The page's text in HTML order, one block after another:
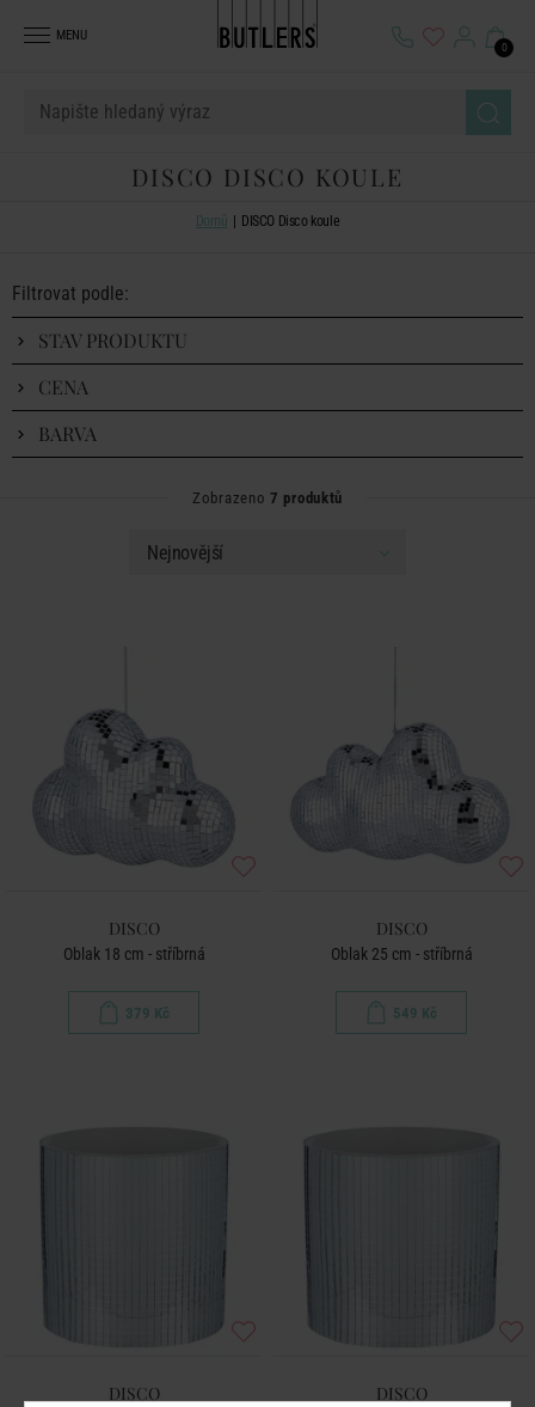
MENU
0
DISCO DISCO KOULE
Domů DISCO Disco koule
Filtrovat podle:
STAV PRODUKTU
CENA
BARVA
Zobrazeno 7 produktů
DISCO
Oblak 18 cm - stříbrná
379 Kč
DISCO
Oblak 25 cm - stříbrná
549 Kč
DISCO DISCO